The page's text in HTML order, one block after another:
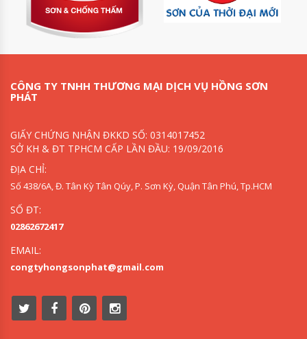
CÔNG TY TNHH THƯƠNG MẠI DỊCH VỤ HỒNG SƠN
PHÁT
GIẤY CHỨNG NHẬN ĐKKD SỐ: 0314017452
SỞ KH & ĐT TPHCM CẤP LẦN ĐẦU: 19/09/2016
ĐỊA CHỈ:
Số 438/6A, Đ. Tân Kỳ Tân Qúy, P. Sơn Kỳ, Quận Tân Phú, Tp.HCM
SỐ ĐT:
02862672417
EMAIL:
congtyhongsonphat@gmail.com